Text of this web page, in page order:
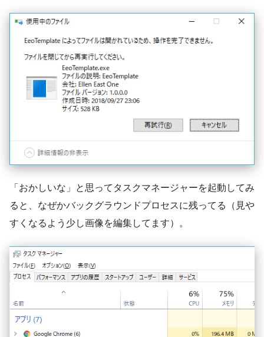
「おかしいな」と思ってタスクマネージャーを起動してみ
ると、なぜかバックグラウンドプロセスに残ってる（見や
すくなるよう少し画像を編集してます）。